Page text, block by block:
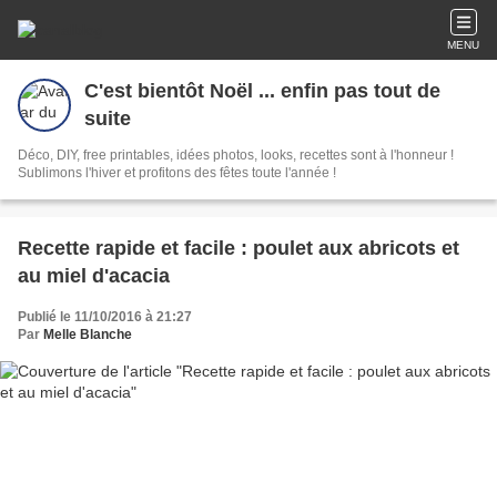
MENU
C'est bientôt Noël ... enfin pas tout de
suite
Déco, DIY, free printables, idées photos, looks, recettes sont à l'honneur !
Sublimons l'hiver et profitons des fêtes toute l'année !
Recette rapide et facile : poulet aux abricots et
au miel d'acacia
Publié le 11/10/2016 à 21:27
Par Melle Blanche